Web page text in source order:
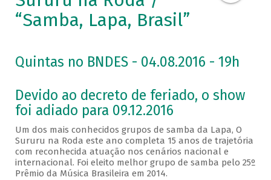
“Samba, Lapa, Brasil”
Quintas no BNDES - 04.08.2016 - 19h
Devido ao decreto de feriado, o show
foi adiado para 09.12.2016
Um dos mais conhecidos grupos de samba da Lapa, O
Sururu na Roda este ano completa 15 anos de trajetória
com reconhecida atuação nos cenários nacional e
internacional. Foi eleito melhor grupo de samba pelo 25º
Prêmio da Música Brasileira em 2014.